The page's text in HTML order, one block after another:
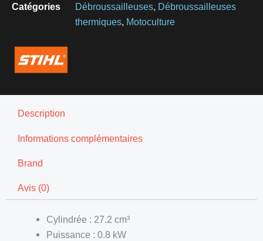
Catégories
Débroussailleuses, Débroussailleuses
thermiques, Motoculture
Description
Informations complémentaires
Brand
Avis (0)
Cylindrée : 27.2 cm³
Puissance : 0.8 kW